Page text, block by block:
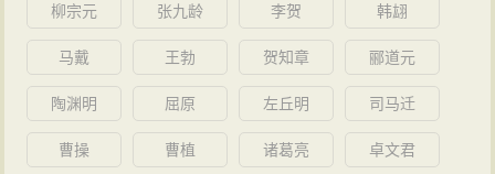
柳宗元 张九龄 李贺 韩翃
马戴 王勃 贺知章 郦道元
陶渊明 屈原 左丘明 司马迁
曹操 曹植 诸葛亮 卓文君